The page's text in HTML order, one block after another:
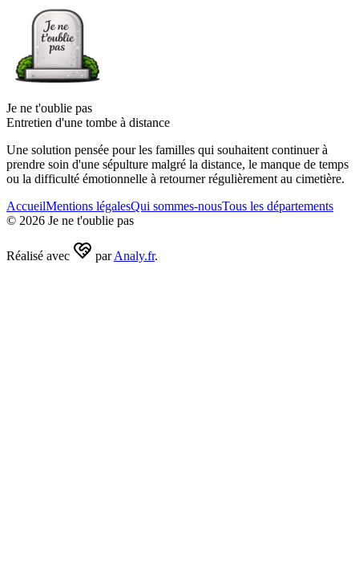
Je ne t'oublie pas
Entretien d'une tombe à distance
Une solution pensée pour les familles qui souhaitent continuer à
prendre soin d'une sépulture malgré la distance, le manque de temps
ou la difficulté émotionnelle à retourner régulièrement au cimetière.
AccueilMentions légalesQui sommes-nousTous les départements
© 2026 Je ne t'oublie pas
Réalisé avec par Analy.fr.